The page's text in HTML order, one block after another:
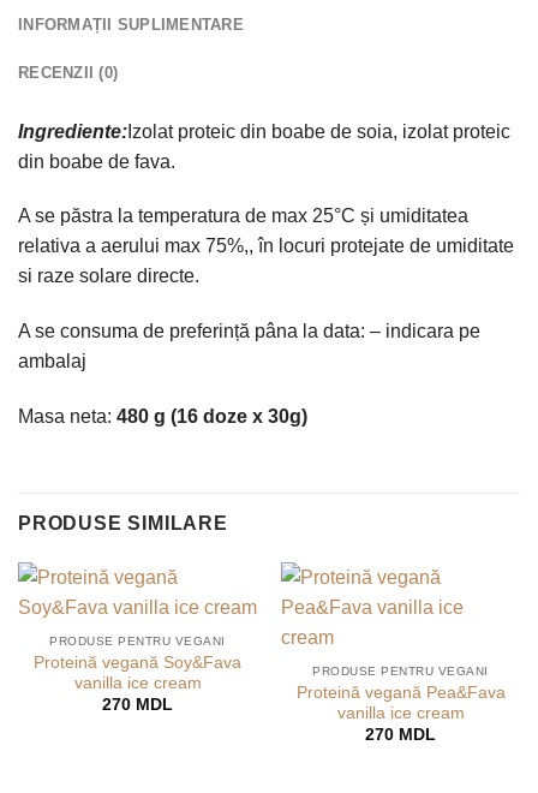
INFORMAȚII SUPLIMENTARE
RECENZII (0)
Ingrediente: Izolat proteic din boabe de soia, izolat proteic
din boabe de fava.
A se păstra la temperatura de max 25°C și umiditatea
relativa a aerului max 75%,, în locuri protejate de umiditate
si raze solare directe.
A se consuma de preferință pâna la data: – indicara pe
ambalaj
Masa neta: 480 g (16 doze х 30g)
PRODUSE SIMILARE
PRODUSE PENTRU VEGANI
Proteină vegană Soy&Fava
vanilla ice cream
270 MDL
PRODUSE PENTRU VEGANI
Proteină vegană Pea&Fava
vanilla ice cream
270 MDL